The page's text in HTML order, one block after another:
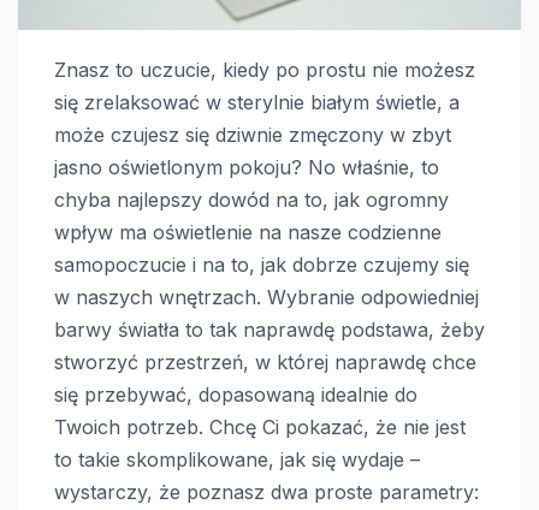
Znasz to uczucie, kiedy po prostu nie możesz
się zrelaksować w sterylnie białym świetle, a
może czujesz się dziwnie zmęczony w zbyt
jasno oświetlonym pokoju? No właśnie, to
chyba najlepszy dowód na to, jak ogromny
wpływ ma oświetlenie na nasze codzienne
samopoczucie i na to, jak dobrze czujemy się
w naszych wnętrzach. Wybranie odpowiedniej
barwy światła to tak naprawdę podstawa, żeby
stworzyć przestrzeń, w której naprawdę chce
się przebywać, dopasowaną idealnie do
Twoich potrzeb. Chcę Ci pokazać, że nie jest
to takie skomplikowane, jak się wydaje –
wystarczy, że poznasz dwa proste parametry: